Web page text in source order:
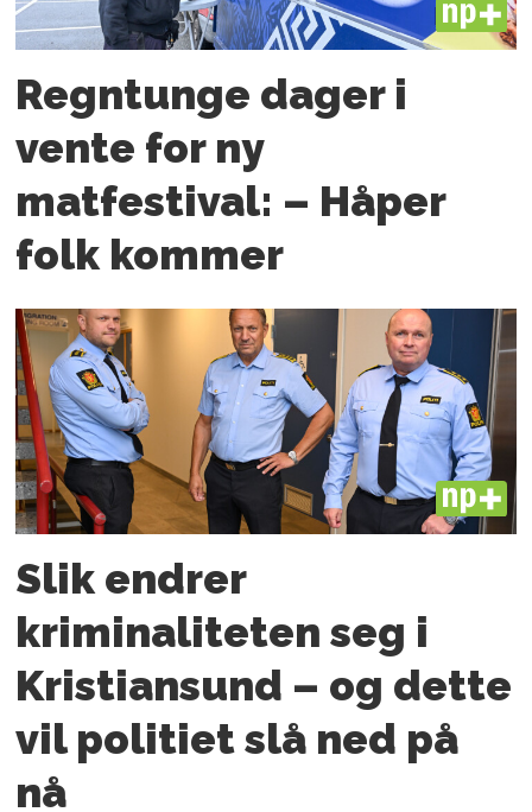
PLUS
Regntunge dager i
vente for ny
matfestival: – Håper
folk kommer
PLUS
Slik endrer
kriminaliteten seg i
Kristiansund – og dette
vil politiet slå ned på
nå